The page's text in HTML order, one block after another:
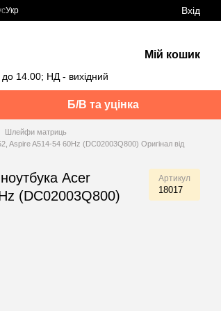
Укр Вхід
14.00; НД - вихідний
Мій кошик
Б/В та уцінка
Шлейфи матриць
A514-54 60Hz (DC02003Q800) Оригінал від
Acer
(DC02003Q800)
Артикул
18017